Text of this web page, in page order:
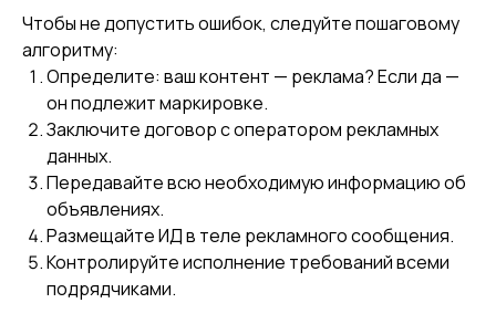
Чтобы не допустить ошибок, следуйте пошаговому
алгоритму:
Определите: ваш контент — реклама? Если да —
он подлежит маркировке.
Заключите договор с оператором рекламных
данных.
Передавайте всю необходимую информацию об
объявлениях.
Размещайте ИД в теле рекламного сообщения.
Контролируйте исполнение требований всеми
подрядчиками.